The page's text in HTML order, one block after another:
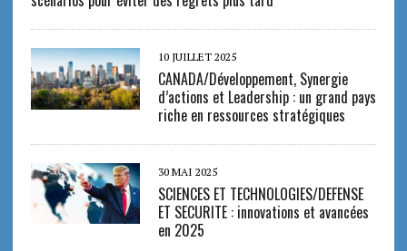
10 JUILLET 2025
CANADA/Développement, Synergie
d’actions et Leadership : un grand pays
riche en ressources stratégiques
30 MAI 2025
SCIENCES ET TECHNOLOGIES/DEFENSE
ET SECURITE : innovations et avancées
en 2025